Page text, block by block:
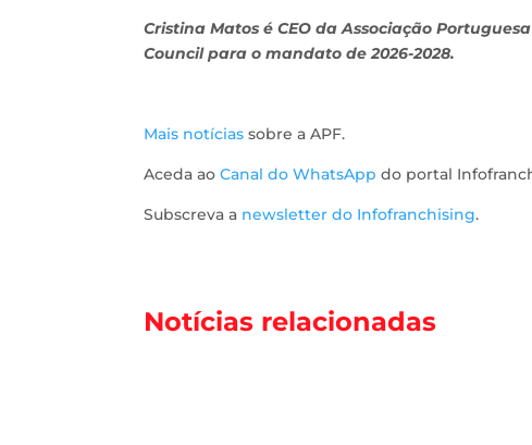
Cristina Matos é CEO da Associação
Council para o mandato de 2026-2028.
Mais notícias sobre a APF.
Aceda ao Canal do WhatsApp do portal
Subscreva a newsletter do Infofranchising.
Notícias relacionadas